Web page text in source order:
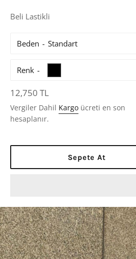
Beli Lastikli
Beden
Renk
Normal
Fiyat
12,750 TL
Vergiler Dahil Kargo ücreti en son
hesaplanır.
Sepete At